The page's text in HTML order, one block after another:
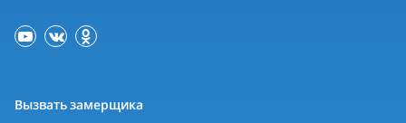
Вызвать замерщика